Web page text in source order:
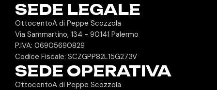
SEDE LEGALE
OttocentoA di Peppe Scozzola
Via Sammartino, 134 - 90141 Palermo
P.IVA: 06905690829
Codice Fiscale: SCZGPP82L15G273V
SEDE OPERATIVA
OttocentoA di Peppe Scozzola